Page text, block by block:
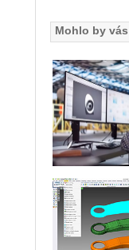
Mohlo by